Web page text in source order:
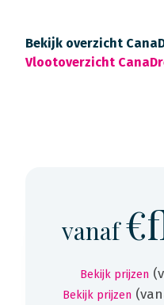
Bekijk overzicht
Vlootoverzicht
vanaf
Bekijk prijzen
Bekijk prijzen